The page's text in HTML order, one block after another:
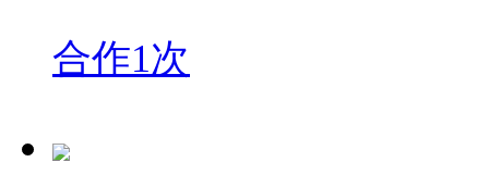
合作1次